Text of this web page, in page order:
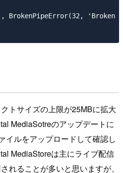
BrokenPipeError(32, 'Broken
トサイズの上限が25MBに拡大
MediaSotreのアップデートに
イルをアップロードして確認し
MediaStoreは主にライブ配信
れることが多いと思いますが、